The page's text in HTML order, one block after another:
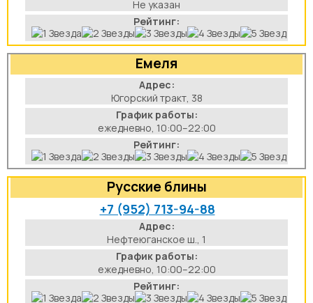
Не указан
Рейтинг:
Емеля
Адрес:
Югорский тракт, 38
График работы:
ежедневно, 10:00–22:00
Рейтинг:
Русские блины
+7 (952) 713-94-88
Адрес:
Нефтеюганское ш., 1
График работы:
ежедневно, 10:00–22:00
Рейтинг: